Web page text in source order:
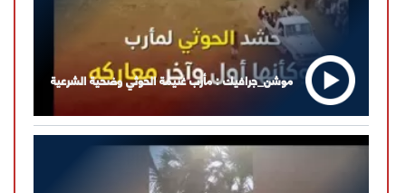
موشن_جرافيك : مأرب غنيمة الحوثي وضحية الشرعية